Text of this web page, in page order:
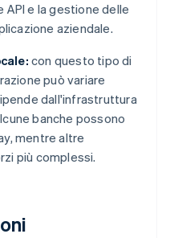
e la gestione delle
aziendale.
con questo tipo di
può variare
dall'infrastruttura
banche possono
mentre altre
più complessi.